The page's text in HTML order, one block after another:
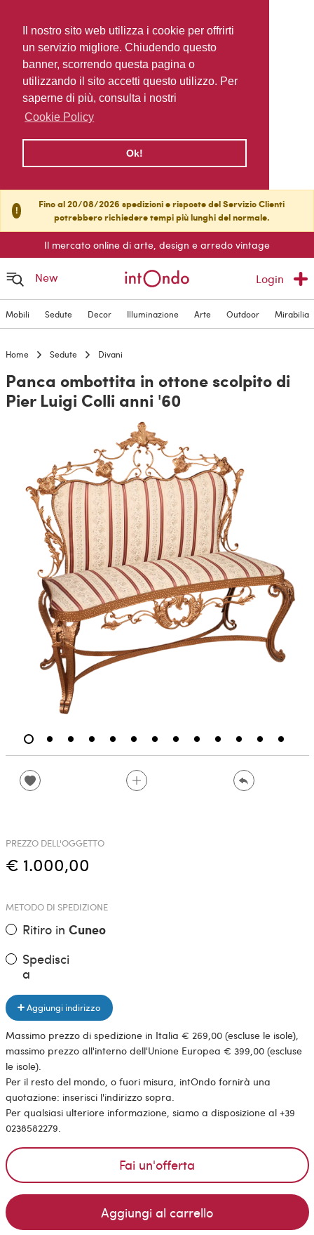
Il nostro sito web utilizza i cookie per offrirti
un servizio migliore. Chiudendo questo
banner, scorrendo questa pagina o
utilizzando il sito accetti questo utilizzo. Per
saperne di più, consulta i nostri
Cookie Policy
Ok!
!
Fino al 20/08/2026 spedizioni e risposte del Servizio Clienti
potrebbero richiedere tempi più lunghi del normale.
Il mercato online di arte, design e arredo vintage
New Login
Mobili Sedute Decor Illuminazione Arte Outdoor Mirabilia
Home Sedute Divani
Panca ombottita in ottone scolpito di
Pier Luigi Colli anni '60
PREZZO DELL'OGGETTO
€ 1.000,00
METODO DI SPEDIZIONE
Ritiro in Cuneo
Spedisci
a
Aggiungi indirizzo
Massimo prezzo di spedizione in Italia € 269,00 (escluse le isole),
massimo prezzo all'interno dell'Unione Europea € 399,00 (escluse
le isole).
Per il resto del mondo, o fuori misura, intOndo fornirà una
quotazione: inserisci l'indirizzo sopra.
Per qualsiasi ulteriore informazione, siamo a disposizione al +39
0238582279.
Fai un'offerta
Aggiungi al carrello